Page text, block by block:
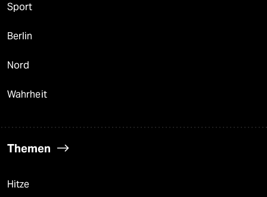
Sport
Berlin
Nord
Wahrheit
Themen
Hitze